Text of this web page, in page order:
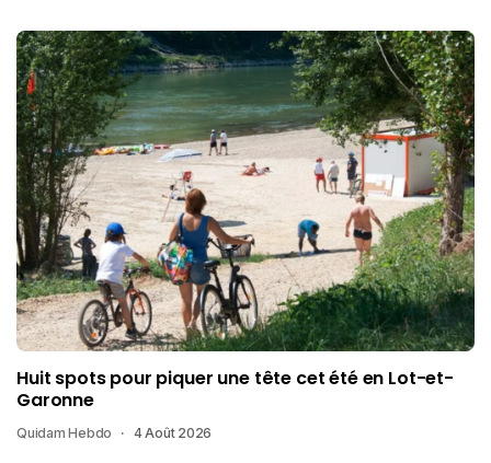
Huit spots pour piquer une tête cet été en Lot-et-
Garonne
Quidam Hebdo 4 Août 2026